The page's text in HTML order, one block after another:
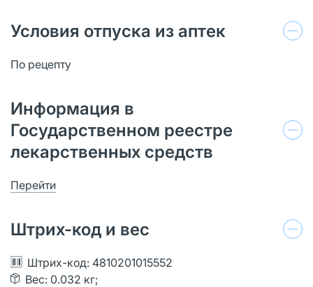
Условия отпуска из аптек
По рецепту
Информация в
Государственном реестре
лекарственных средств
Перейти
Штрих-код и вес
Штрих-код: 4810201015552
Вес: 0.032 кг;